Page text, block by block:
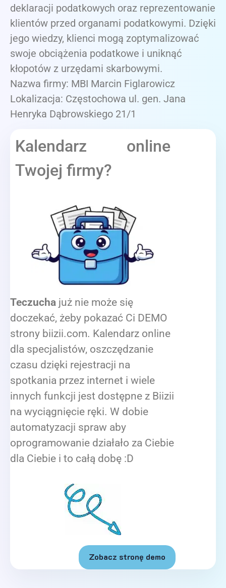
deklaracji podatkowych oraz reprezentowanie
klientów przed organami podatkowymi. Dzięki
jego wiedzy, klienci mogą zoptymalizować
swoje obciążenia podatkowe i uniknąć
kłopotów z urzędami skarbowymi.
Nazwa firmy: MBI Marcin Figlarowicz
Lokalizacja: Częstochowa ul. gen. Jana
Henryka Dąbrowskiego 21/1
Kalendarz online
Twojej firmy?
Teczucha już nie może się
doczekać, żeby pokazać Ci DEMO
strony biizii.com. Kalendarz online
dla specjalistów, oszczędzanie
czasu dzięki rejestracji na
spotkania przez internet i wiele
innych funkcji jest dostępne z Biizii
na wyciągnięcie ręki. W dobie
automatyzacji spraw aby
oprogramowanie działało za Ciebie
dla Ciebie i to całą dobę :D
Zobacz stronę demo